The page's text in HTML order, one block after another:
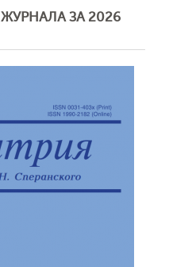
ЗА 2026